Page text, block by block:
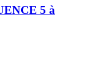
5 à